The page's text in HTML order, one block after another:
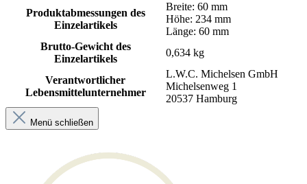
Produktabmessungen des
Einzelartikels
Breite: 60 mm
Höhe: 234 mm
Länge: 60 mm
Brutto-Gewicht des
Einzelartikels
0,634 kg
Verantwortlicher
Lebensmittelunternehmer
L.W.C. Michelsen GmbH
Michelsenweg 1
20537 Hamburg
Menü schließen